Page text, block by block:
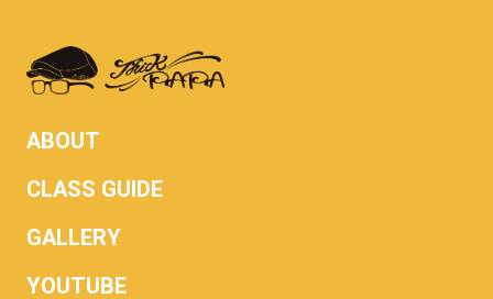
ABOUT
CLASS GUIDE
GALLERY
YOUTUBE